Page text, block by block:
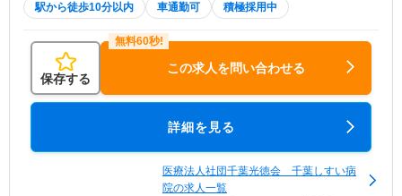
駅から徒歩10分以内 車通勤可 積極採用中
保存する
この求人を問い合わせる
詳細を見る
医療法人社団千葉光徳会 千葉しすい病
院の求人一覧